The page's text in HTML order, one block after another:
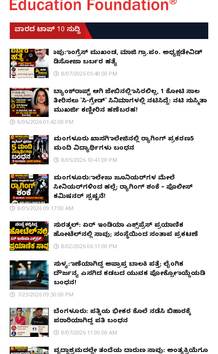
ವಾರದ ಟಾಪ್ 10 ಸುದ್ದಿ
ಕಾಪು: ಕಾಂಗ್ರೆಸ್ ಮುಖಂಡ, ಮಾಜಿ ಗ್ರಾ.ಪಂ. ಅಧ್ಯಕ್ಷಡೇವಿಡ್
ಡಿಸೋಜಾ ಬರ್ಬರ ಹತ್ಯೆ
8/07/2026 05:40:00 PM
ಬ್ಯಾಂಕ್‌ರಾಪ್ಟ್‌ ಆಗಿ ಜೇಬಿನಲ್ಲಿ ಕಾಸಿರಲಿಲ್ಲ, ₹1 ಕೋಟಿ ಸಾಲ
ತೀರಿಸಲು 'ಸಿ-ಗ್ರೇಡ್' ಸಿನಿಮಾಗಳಲ್ಲಿ ನಟಿಸಿದ್ದೆ: ನಟಿ ಸುಸ್ಮಿತಾ
ಮುಖರ್ಜಿ ಕಣ್ಣೀರಿನ ಹಣೆಬರಹ!
8/06/2026 01:42:00 PM
ಮಂಗಳೂರು ಖಾಸಗಿ ಕಾಲೇಜಿನಲ್ಲಿ ರ‌್ಯಾಗಿಂಗ್ ಪ್ರಕರಣ5
ಮಂದಿ ವಿದ್ಯಾರ್ಥಿಗಳು ಬಂಧನ
8/05/2026 10:41:00 PM
ಮಂಗಳೂರು: ಕಾಲೇಜು ಜೂನಿಯರ್‌ಗಳ ಮೇಲೆ
ಸೀನಿಯರ್‌ಗಳಿಂದ ಹಲ್ಲೆ; ರ‌್ಯಾಗಿಂಗ್ ಶಂಕೆ – ಪೊಲೀಸ್
ಕಮಿಷನರ್ ಸ್ಪಷ್ಟನೆ!
8/05/2026 09:17:00 AM
ಸುರತ್ಕಲ್: ಏರ್ ಇಂಡಿಯಾ ಎಕ್ಸ್‌ಪ್ರೆಸ್ ಪ್ರಯಾಣಿಕ
ಹೋಟೆಲ್‌ನಲ್ಲಿ ಸಾವು; ಸಂಸ್ಥೆಯಿಂದ ಸಂತಾಪ ಪ್ರಕಟಣೆ
8/02/2026 06:11:00 PM
ಸುಳ್ಯ: ಕಾಣೆಯಾಗಿದ್ದ ಅಪ್ರಾಪ್ತ ಬಾಲಕಿ ಪತ್ತೆ; ಲೈಂಗಿಕ
ದೌರ್ಜನ್ಯ ಎಸಗಿದ ಕಡಬದ ಯುವಕ ಪೋಕ್ಸೋ ಕಾಯ್ದೆಯಡಿ
ಬಂಧನ!
7/23/2026 09:30:00 PM
ಬೆಂಗಳೂರು: ಪತ್ನಿಯ ಭೀಕರ ಕೊಲೆ ನಡೆಸಿ ಬಿಹಾರಕ್ಕೆ
ಪರಾರಿಯಾಗಿದ್ದ ಪತಿ ಬಂಧನ
8/07/2026 11:00:00 AM
ವೃದ್ಧಾಶ್ರಮದಲ್ಲೇ ತಂದೆಯ ದಾರುಣ ಸಾವು: ಅಂತ್ಯಕ್ರಿಯೆಗೂ